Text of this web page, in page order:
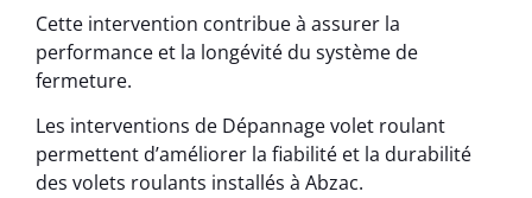
Cette intervention contribue à assurer la
performance et la longévité du système de
fermeture.
Les interventions de Dépannage volet roulant
permettent d’améliorer la fiabilité et la durabilité
des volets roulants installés à Abzac.